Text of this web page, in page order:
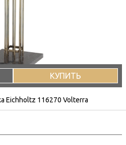
КУПИТЬ
Eichholtz 116270 Volterra